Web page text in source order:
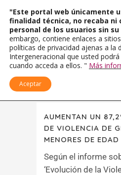
AUMENTAN UN
DE VIOLENCIA DE
MENORES DE
Según el informe
‘Evolución de la
"Este portal web únicamente
finalidad técnica, no recaba ni
personal de los usuarios sin
embargo, contiene enlaces a
políticas de privacidad ajenas a la
Intergeneracional que usted
cuando acceda a ellos. " Más
Aceptar